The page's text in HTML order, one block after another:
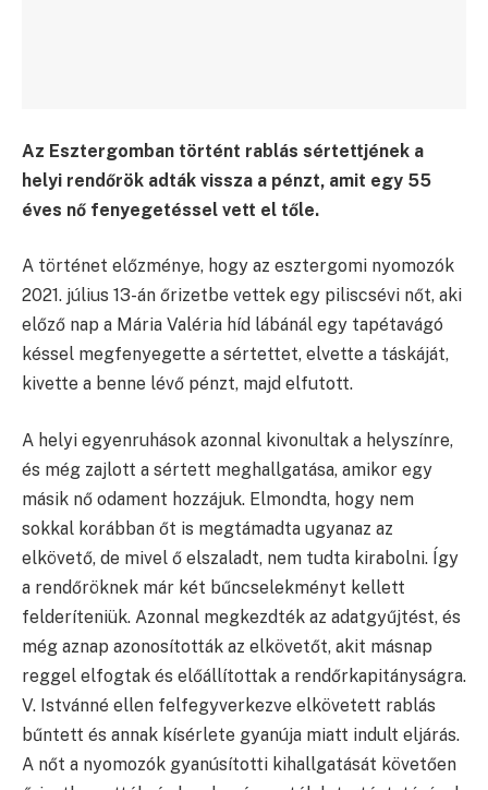
Az Esztergomban történt rablás sértettjének a
helyi rendőrök adták vissza a pénzt, amit egy 55
éves nő fenyegetéssel vett el tőle.
A történet előzménye, hogy az esztergomi nyomozók
2021. július 13-án őrizetbe vettek egy piliscsévi nőt, aki
előző nap a Mária Valéria híd lábánál egy tapétavágó
késsel megfenyegette a sértettet, elvette a táskáját,
kivette a benne lévő pénzt, majd elfutott.
A helyi egyenruhások azonnal kivonultak a helyszínre,
és még zajlott a sértett meghallgatása, amikor egy
másik nő odament hozzájuk. Elmondta, hogy nem
sokkal korábban őt is megtámadta ugyanaz az
elkövető, de mivel ő elszaladt, nem tudta kirabolni. Így
a rendőröknek már két bűncselekményt kellett
felderíteniük. Azonnal megkezdték az adatgyűjtést, és
még aznap azonosították az elkövetőt, akit másnap
reggel elfogtak és előállítottak a rendőrkapitányságra.
V. Istvánné ellen felfegyverkezve elkövetett rablás
bűntett és annak kísérlete gyanúja miatt indult eljárás.
A nőt a nyomozók gyanúsítotti kihallgatását követően